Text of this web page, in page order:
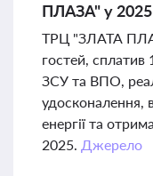
ПЛАЗА" у 2025
ТРЦ "ЗЛАТА
гостей, сплатив
ЗСУ та ВПО,
удосконалення,
енергії та
2025. Джерело